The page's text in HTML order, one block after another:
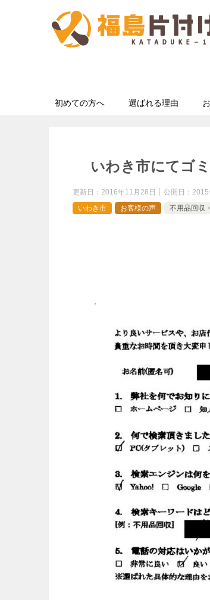
初めての方へ 選ばれる理由
いわき市にてゴ
更新日： 2016年11月28日 公開日： 2015
いわき市
お客様の声 不用品回収